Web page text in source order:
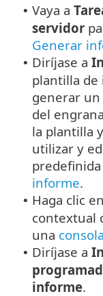
• Vaya a
servidor
Generar
• Diríjase a
plantilla de
generar
del
la plantilla
utilizar y
informe.
• Haga clic en
contextual
una consola
• Diríjase a
informe.